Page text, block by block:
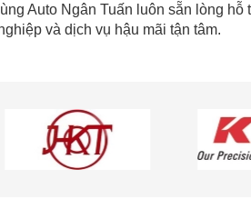
Auto Ngân Tuấn luôn sẵn lòng
và dịch vụ hậu mãi tận tâm.